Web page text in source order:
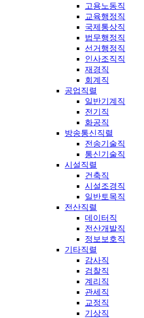
고용노동직
교육행정직
국제통상직
법무행정직
선거행정직
인사조직직
재경직
회계직
공업직렬
일반기계직
전기직
화공직
방송통신직렬
전송기술직
통신기술직
시설직렬
건축직
시설조경직
일반토목직
전산직렬
데이터직
전산개발직
정보보호직
기타직렬
감사직
검찰직
계리직
관세직
교정직
기상직